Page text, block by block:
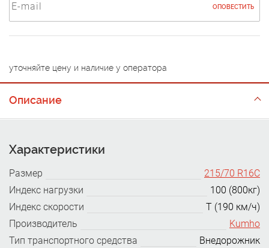
ОПОВЕСТИТЬ
уточняйте цену и наличие у оператора
Описание
Характеристики
Размер
215/70 R16C
Индекс нагрузки
100 (800кг)
Индекс скорости
T (190 км/ч)
Производитель
Kumho
Тип транспортного средства
Внедорожник